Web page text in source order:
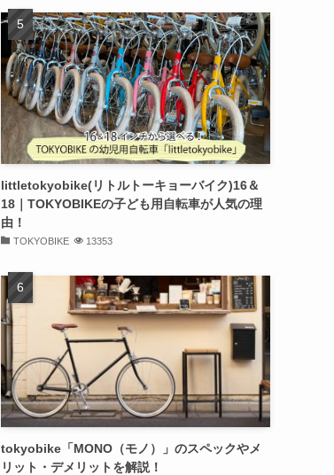
littletokyobike(リトルトーキョーバイク)16＆
18｜TOKYOBIKEの子ども用自転車が人気の理
由！
TOKYOBIKE 13353
tokyobike「MONO（モノ）」のスペックやメ
リット・デメリットを解説！